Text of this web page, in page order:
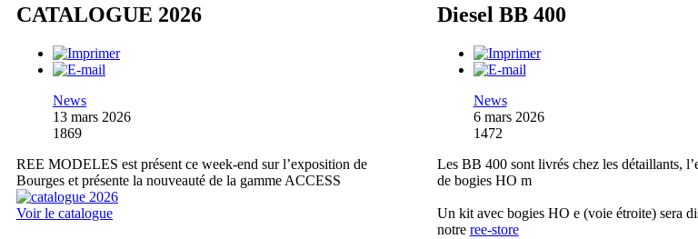
CATALOGUE 2026
News
13 mars 2026
1869
REE MODELES est présent ce week-end sur l’exposition de
Bourges et présente la nouveauté de la gamme ACCESS
Voir le catalogue
Diesel BB 400
News
6 mars 2026
1472
Les BB 400 sont livrés chez les détaillants,
de bogies HO m
Un kit avec bogies HO e (voie étroite) sera
notre ree-store